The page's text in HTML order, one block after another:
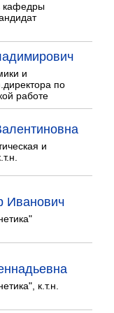
кафедры
и
по
работе
и
Иванович
к.т.н.